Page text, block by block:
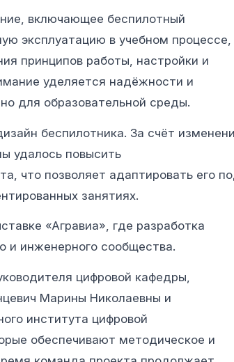
включающее беспилотный
эксплуатацию в учебном процессе,
принципов работы, настройки и
уделяется надёжности и
для образовательной среды.
беспилотника. За счёт
удалось повысить
что позволяет адаптировать его
занятиях.
«Агравиа», где разработка
и инженерного сообщества.
цифровой кафедры,
Марины Николаевны и
института цифровой
обеспечивают методическое и